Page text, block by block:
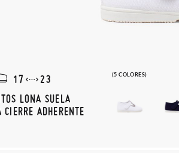
(5 COLORES)
17
23
LONA SUELA
CIERRE ADHERENTE